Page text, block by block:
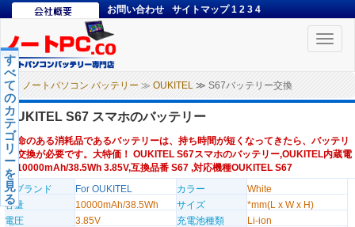
お問い合わせ サイトマップ 1 2 3 4
Toggle
ノートパソコン バッテリー ≫ OUKITEL ≫ S67バッテリー交換
す
べ
て
の
カ
テ
ゴ
リ
ー
を
見
る
OUKITEL S67 スマホのバッテリー
寿命のある消耗品であるバッテリーは、持ち時間が短くなってきたら、バッテリ
ー交換が必要です。大特価！ OUKITEL S67スマホのバッテリー,OUKITEL内蔵電
池10000mAh/38.5Wh 3.85V,互換品番 S67 ,対応機種OUKITEL S67
のブランド
For OUKITEL カラー
White
容量
10000mAh/38.5Wh サイズ
*mm(L x W x H)
電圧
3.85V 充電池種類
Li-ion